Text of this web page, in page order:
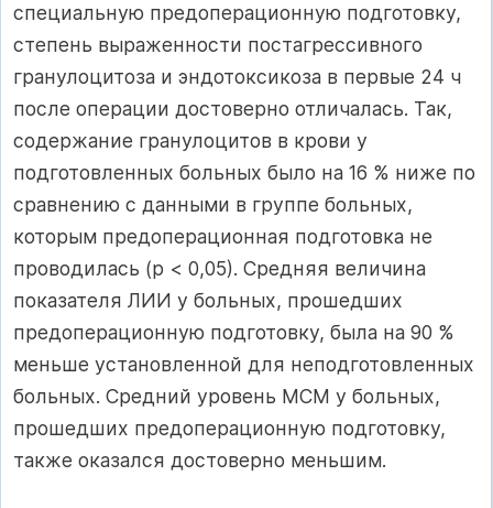
специальную предоперационную подготовку,
степень выраженности постагрессивного
гранулоцитоза и эндотоксикоза в первые 24 ч
после операции достоверно отличалась. Так,
содержание гранулоцитов в крови у
подготовленных больных было на 16 % ниже по
сравнению с данными в группе больных,
которым предоперационная подготовка не
проводилась (р < 0,05). Средняя величина
показателя ЛИИ у больных, прошедших
предоперационную подготовку, была на 90 %
меньше установленной для неподготовленных
больных. Средний уровень МСМ у больных,
прошедших предоперационную подготовку,
также оказался достоверно меньшим.